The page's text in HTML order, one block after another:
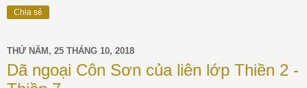
Chia sẻ
THỨ NĂM, 25 THÁNG 10, 2018
Dã ngoại Côn Sơn của liên lớp Thiền 2 -